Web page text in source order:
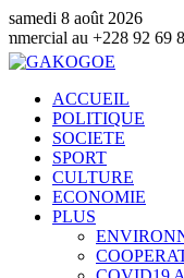
samedi 8 août 2026
92 69 88 33
ACCUEIL
POLITIQUE
SOCIETE
SPORT
CULTURE
ECONOMIE
PLUS